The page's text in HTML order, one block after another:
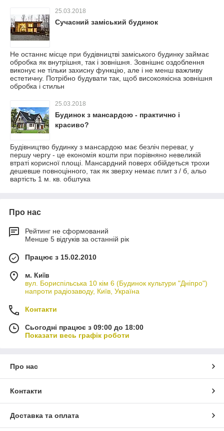
25.03.2018
Сучасний заміський будинок
Не останнє місце при будівництві заміського будинку займає
обробка як внутрішня, так і зовнішня. Зовнішнє оздоблення
виконує не тільки захисну функцію, але і не менш важливу
естетичну. Потрібно будувати так, щоб високоякісна зовнішня
обробка і стильн
25.03.2018
Будинок з мансардою - практично і
красиво?
Будівництво будинку з мансардою має безліч переваг, у
першу чергу - це економія кошти при порівняно невеликій
втраті корисної площі. Мансардний поверх обійдеться трохи
дешевше повноцінного, так як зверху немає плит з / б, альо
вартість 1 м. кв. обштука
Про нас
Рейтинг не сформований
Менше 5 відгуків за останній рік
Працює з 15.02.2010
м. Київ
вул. Бориспільська 10 кім 6 (Будинок культури "Дніпро")
напроти радіозаводу, Київ, Україна
Контакти
Сьогодні працює з 09:00 до 18:00
Показати весь графік роботи
Про нас
Контакти
Доставка та оплата